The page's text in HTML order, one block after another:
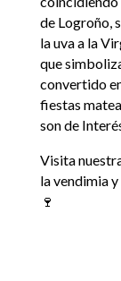
de Logroño,
la uva a la
que
convertido
fiestas
son de
Visita
la vendimia
🍷